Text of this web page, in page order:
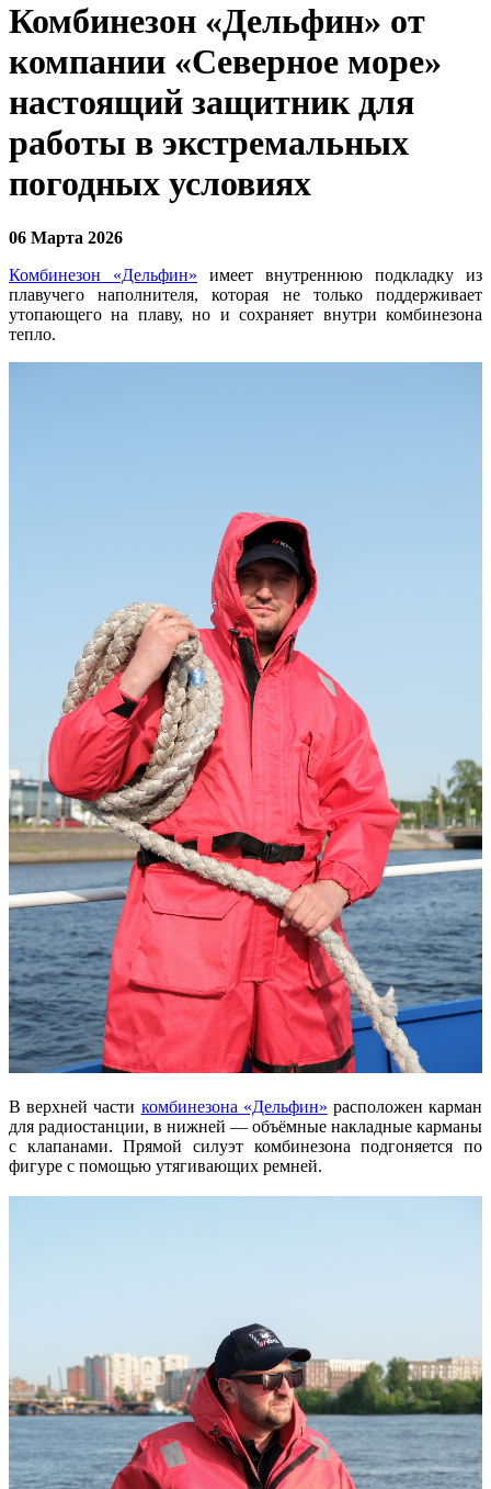
Комбинезон «Дельфин» от
компании «Северное море»
настоящий защитник для
работы в экстремальных
погодных условиях
06 Марта 2026
Комбинезон «Дельфин» имеет внутреннюю подкладку из
плавучего наполнителя, которая не только поддерживает
утопающего на плаву, но и сохраняет внутри комбинезона
тепло.
В верхней части комбинезона «Дельфин» расположен карман
для радиостанции, в нижней — объёмные накладные карманы
с клапанами. Прямой силуэт комбинезона подгоняется по
фигуре с помощью утягивающих ремней.